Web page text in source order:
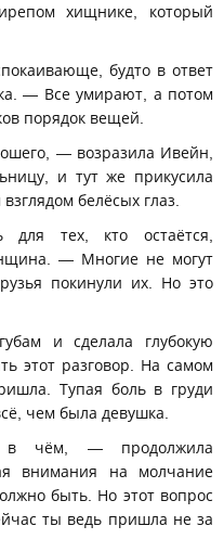
хищнике, который
будто в ответ
— Все умирают, а потом
порядок вещей.
— возразила Ивейн,
и тут же прикусила
белёсых глаз.
тех, кто остаётся,
— Многие не могут
покинули их. Но это
и сделала глубокую
этот разговор. На самом
Тупая боль в груди
чем была девушка.
чём, — продолжила
внимания на молчание
быть. Но этот вопрос
ты ведь пришла не за